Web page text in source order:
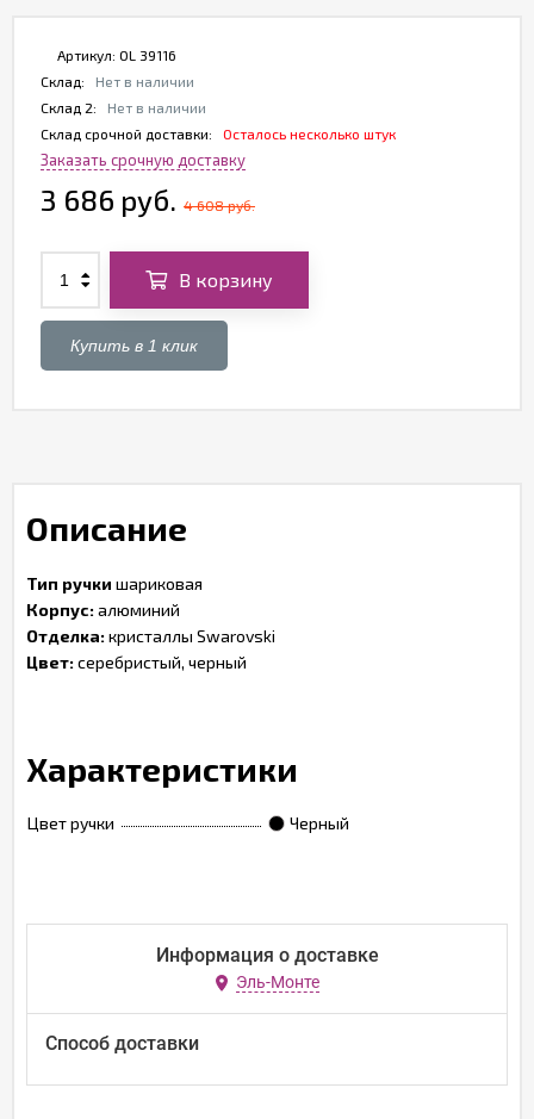
Артикул: OL 39116
Склад:
Нет в наличии
Склад 2:
Нет в наличии
Склад срочной доставки:
Осталось несколько штук
Заказать срочную доставку
3 686 руб. 4 608 руб.
В корзину
Купить в 1 клик
Описание
Тип ручки шариковая
Корпус:алюминий
Отделка:кристаллы Swarovski
Цвет:серебристый, черный
Характеристики
Цвет ручки Черный
Информация о доставке
Эль-Монте
Способ доставки